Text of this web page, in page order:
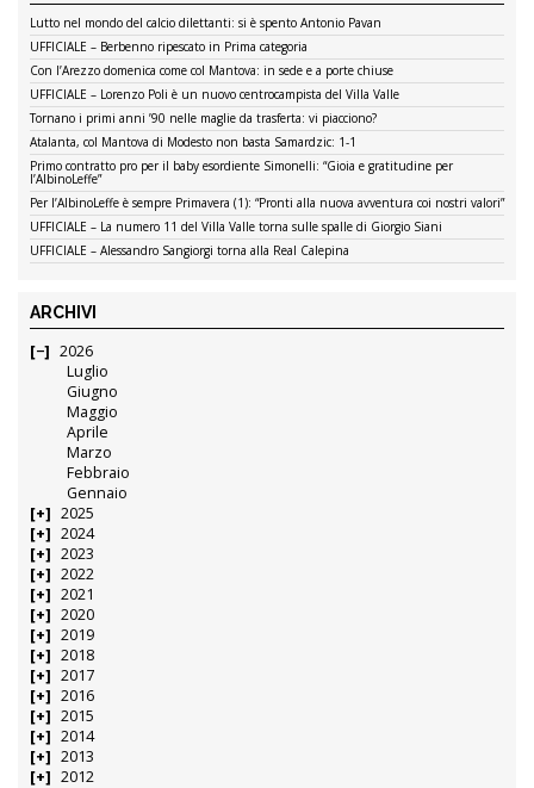
Lutto nel mondo del calcio dilettanti: si è spento Antonio Pavan
UFFICIALE – Berbenno ripescato in Prima categoria
Con l’Arezzo domenica come col Mantova: in sede e a porte chiuse
UFFICIALE – Lorenzo Poli è un nuovo centrocampista del Villa Valle
Tornano i primi anni ’90 nelle maglie da trasferta: vi piacciono?
Atalanta, col Mantova di Modesto non basta Samardzic: 1-1
Primo contratto pro per il baby esordiente Simonelli: “Gioia e gratitudine per
l’AlbinoLeffe”
Per l’AlbinoLeffe è sempre Primavera (1): “Pronti alla nuova avventura coi nostri valori”
UFFICIALE – La numero 11 del Villa Valle torna sulle spalle di Giorgio Siani
UFFICIALE – Alessandro Sangiorgi torna alla Real Calepina
ARCHIVI
2026
Luglio
Giugno
Maggio
Aprile
Marzo
Febbraio
Gennaio
2025
2024
2023
2022
2021
2020
2019
2018
2017
2016
2015
2014
2013
2012